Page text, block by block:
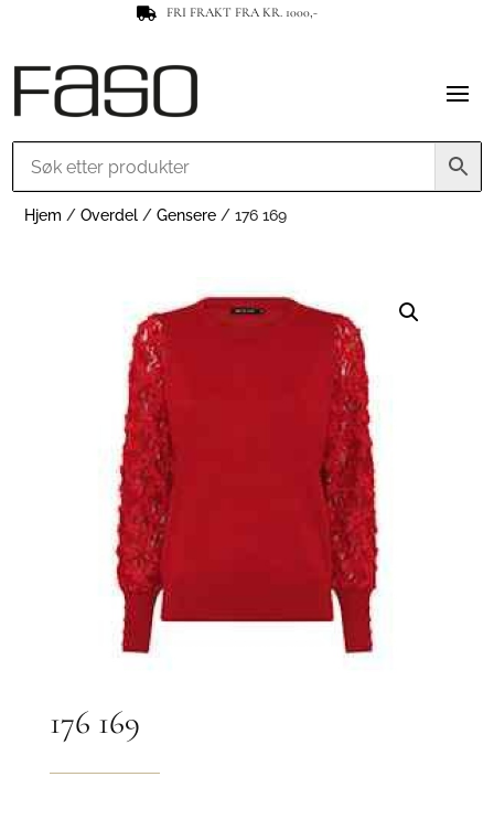
 FRI FRAKT FRA KR. 1000,-
Hjem /Overdel /Gensere / 176 169
176 169